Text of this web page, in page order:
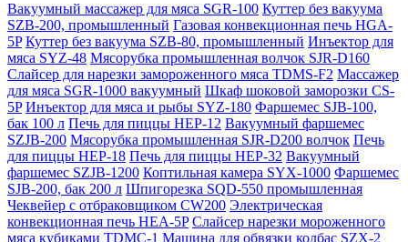
Вакуумный массажер для мяса SGR-100 Куттер без вакуума
SZB-200, промышленный Газовая конвекционная печь HGA-
5P Куттер без вакуума SZB-80, промышленный Инъектор для
мяса SYZ-48 Мясорубка промышленная волчок SJR-D160
Слайсер для нарезки замороженного мяса TDMS-F2 Массажер
для мяса SGR-1000 вакуумный Шкаф шоковой заморозки CS-
5P Инъектор для мяса и рыбы SYZ-180 Фаршемес SJB-100,
бак 100 л Печь для пиццы HEP-12 Вакуумный фаршемес
SZJB-200 Мясорубка промышленная SJR-D200 волчок Печь
для пиццы HEP-18 Печь для пиццы HEP-32 Вакуумный
фаршемес SZJB-1200 Коптильная камера SYX-1000 Фаршемес
SJB-200, бак 200 л Шпигорезка SQD-550 промышленная
Чеквейер с отбраковщиком CW200 Электрическая
конвекционная печь HEA-5P Слайсер нарезки мороженного
мяса кубиками TDMC-1 Машина для обвязки колбас SZX-2